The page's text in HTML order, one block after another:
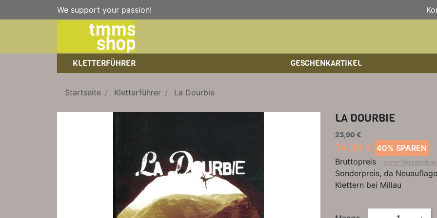
We support your passion!
KLETTERFÜHRER GESCHENKARTIKEL
Startseite Kletterführer La Dourbie
LA DOURBIE
23,90 €
14,34 € 40% SPAREN
Bruttopreis
ohne
Sonderpreis, da
Klettern bei Millau